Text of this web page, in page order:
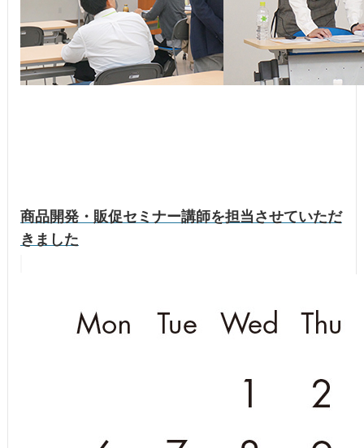
商品開発・販促セミナー講師を担当させていただ
きました